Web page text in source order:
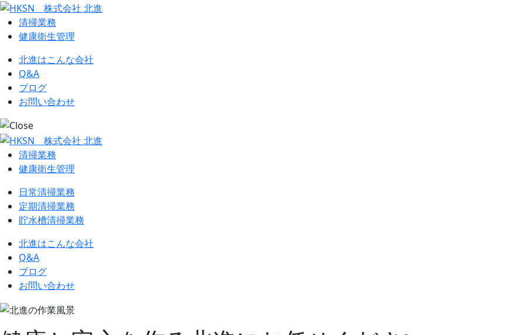
清掃業務
健康衛生管理
北進はこんな会社
Q&A
ブログ
お問い合わせ
清掃業務
健康衛生管理
日常清掃業務
定期清掃業務
貯水槽清掃業務
北進はこんな会社
Q&A
ブログ
お問い合わせ